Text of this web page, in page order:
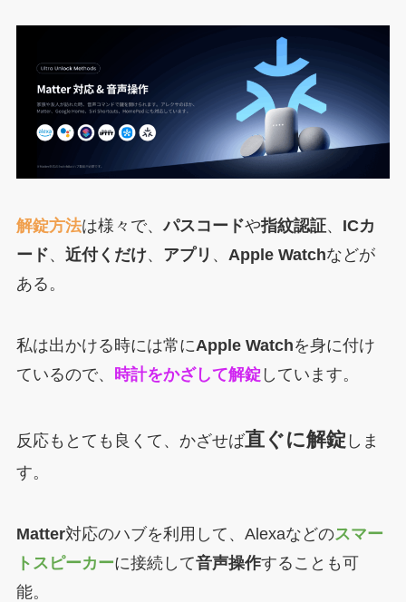
解錠方法は様々で、パスコードや指紋認証、 ICカ
ード、 近付くだけ、 アプリ 、 Apple Watchなどが
ある。
私は出かける時には常にApple Watchを身に付け
ているので、 時計をかざして解錠しています。
反応もとても良くて、かざせば直ぐに解錠 しま
す。
Matter対応のハブを利用して、Alexaなどのスマー
トスピーカーに接続して音声操作することも可
能。